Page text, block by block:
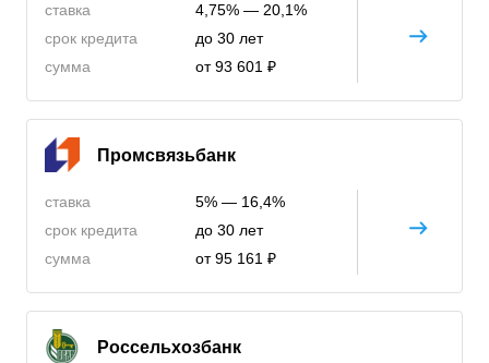
ставка
срок кредита
сумма
4,75% — 20,1%
до 30 лет
от 93 601 ₽
Промсвязьбанк
ставка
срок кредита
сумма
5% — 16,4%
до 30 лет
от 95 161 ₽
Россельхозбанк